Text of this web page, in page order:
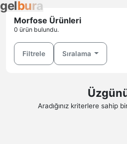
gelbura
Morfose Ürünleri
0 ürün bulundu.
Filtrele Sıralama
Aradığınız kriterlere sahip